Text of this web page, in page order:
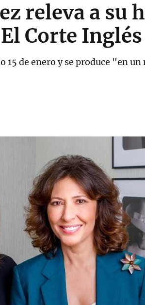
releva a su
Corte Inglés
de enero y se produce "en